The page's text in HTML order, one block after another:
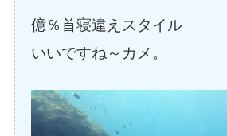
億％首寝違えスタイル
いいですね～カメ。